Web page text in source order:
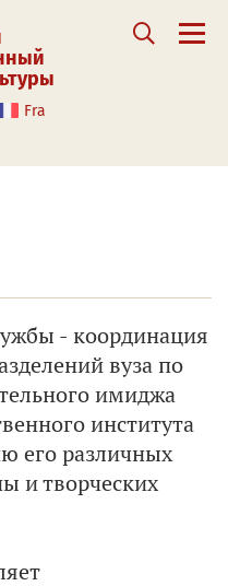
Fra
- координация
вуза по
имиджа
института
его различных
и творческих